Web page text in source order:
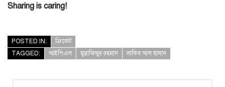
Sharing is caring!
POSTED IN:
ক্রিকেট
TAGGED:
আইপিএল মুস্তাফিজুর রহমান সাকিব আল হাসান